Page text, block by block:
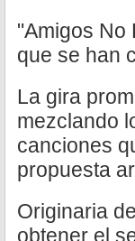
"Amigos No
que se han
La gira
mezclando
canciones
propuesta
Originaria
obtener el